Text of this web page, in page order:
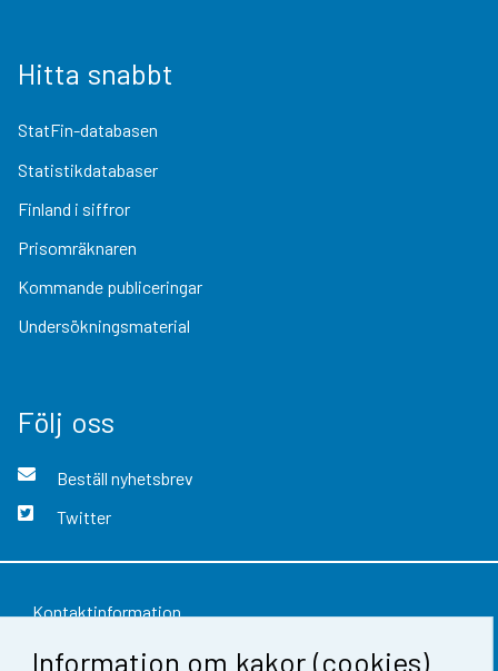
Information om kakor (cookies)
Hitta snabbt
StatFin-databasen
Statistikdatabaser
Finland i siffror
Prisomräknaren
Kommande publiceringar
Undersökningsmaterial
Följ oss
Beställ nyhetsbrev
Twitter
Kontaktinformation
Respons